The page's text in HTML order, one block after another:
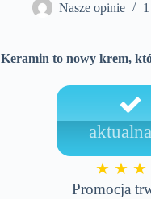
Nasze opinie
Keramin to nowy krem,
★ ★ ★
Promocja